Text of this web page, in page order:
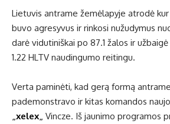
Lietuvis antrame žemėlapyje atrodė
buvo agresyvus ir rinkosi nužudymus
darė vidutiniškai po 87.1 žalos ir
1.22 HLTV naudingumo reitingu.
Verta paminėti, kad gerą formą
pademonstravo ir kitas komandos
xelex Vincze. Iš jaunimo programos